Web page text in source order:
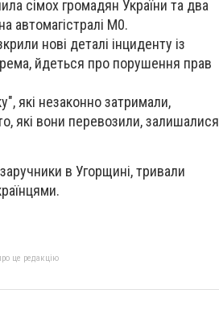
сімох громадян України та два
автомагістралі М0.
нові деталі інциденту із
йдеться про порушення прав
які незаконно затримали,
які вони перевозили, залишалися
в Угорщині, тривали
це редакцію